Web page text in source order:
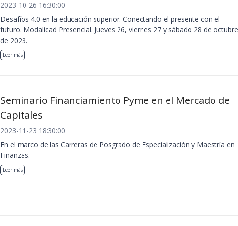
2023-10-26 16:30:00
Desafíos 4.0 en la educación superior. Conectando el presente con el
futuro. Modalidad Presencial. Jueves 26, viernes 27 y sábado 28 de octubre
de 2023.
Leer más
Seminario Financiamiento Pyme en el Mercado de
Capitales
2023-11-23 18:30:00
En el marco de las Carreras de Posgrado de Especialización y Maestría en
Finanzas.
Leer más